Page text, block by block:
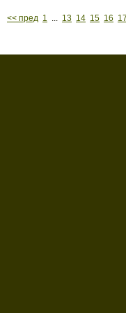
<< пред 1 ... 13 14 15 16 17